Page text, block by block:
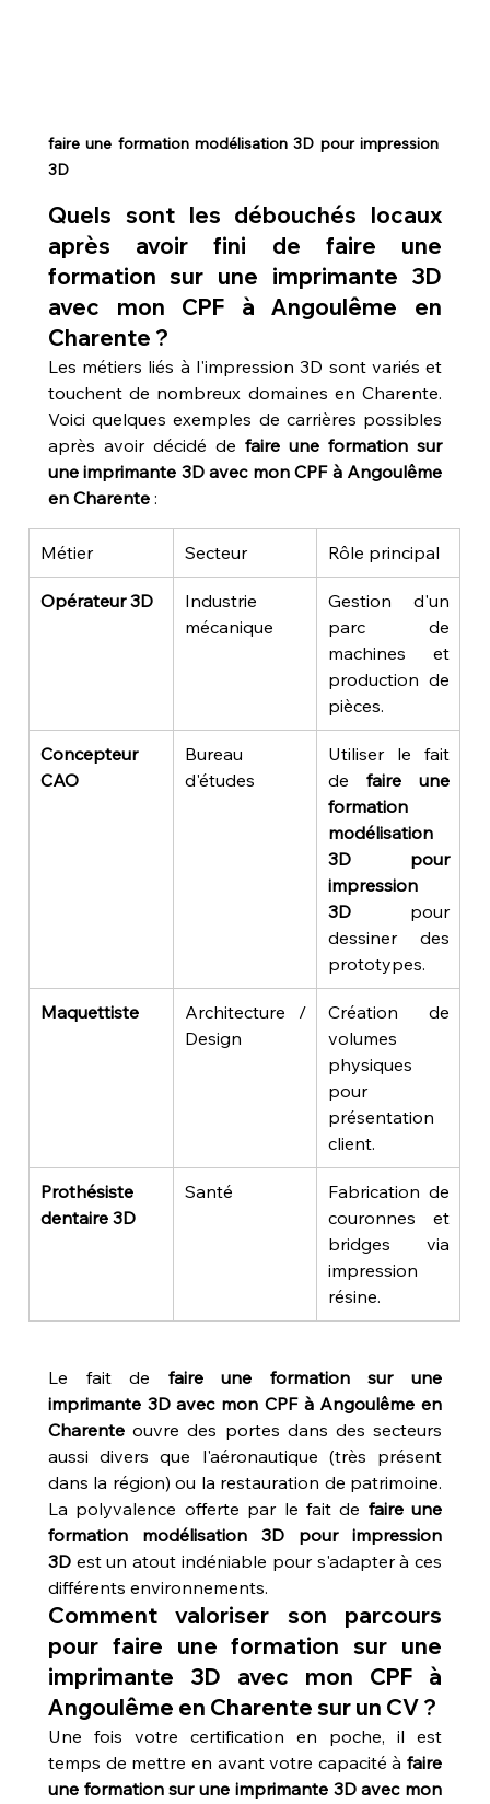
faire une formation modélisation 3D pour impression
3D
Quels sont les débouchés locaux
après avoir fini de faire une
formation sur une imprimante 3D
avec mon CPF à Angoulême en
Charente ?
Les métiers liés à l'impression 3D sont variés et
touchent de nombreux domaines en Charente.
Voici quelques exemples de carrières possibles
après avoir décidé de faire une formation sur
une imprimante 3D avec mon CPF à Angoulême
en Charente :
Métier Secteur Rôle principal
Opérateur 3D
Industrie
mécanique
Gestion d'un
parc de
machines et
production de
pièces.
Concepteur
CAO
Bureau
d'études
Utiliser le fait
de faire une
formation
modélisation
3D pour
impression
3D pour
dessiner des
prototypes.
Maquettiste
Architecture /
Design
Création de
volumes
physiques
pour
présentation
client.
Prothésiste
dentaire 3D
Santé
Fabrication de
couronnes et
bridges via
impression
résine.
Le fait de faire une formation sur une
imprimante 3D avec mon CPF à Angoulême en
Charente ouvre des portes dans des secteurs
aussi divers que l'aéronautique (très présent
dans la région) ou la restauration de patrimoine.
La polyvalence offerte par le fait de faire une
formation modélisation 3D pour impression
3D est un atout indéniable pour s'adapter à ces
différents environnements.
Comment valoriser son parcours
pour faire une formation sur une
imprimante 3D avec mon CPF à
Angoulême en Charente sur un CV ?
Une fois votre certification en poche, il est
temps de mettre en avant votre capacité à faire
une formation sur une imprimante 3D avec mon